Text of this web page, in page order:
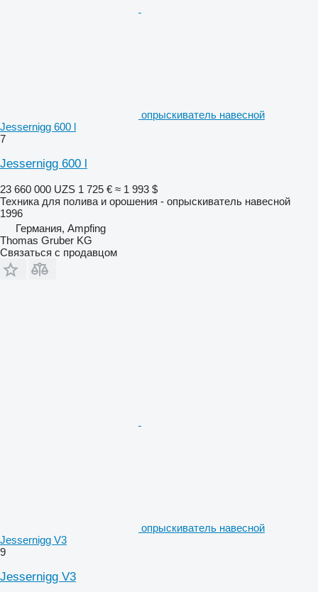
опрыскиватель навесной
Jessernigg 600 l
7
Jessernigg 600 l
23 660 000 UZS 1 725 € ≈ 1 993 $
Техника для полива и орошения - опрыскиватель навесной
1996
Германия, Ampfing
Thomas Gruber KG
Связаться с продавцом
опрыскиватель навесной
Jessernigg V3
9
Jessernigg V3